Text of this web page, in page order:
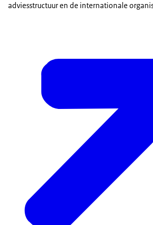
adviesstructuur en de internationale